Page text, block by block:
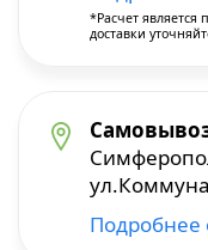
*Расчет является
доставки
Подробнее
Строительные фены
Фрезеры
Штроборезы